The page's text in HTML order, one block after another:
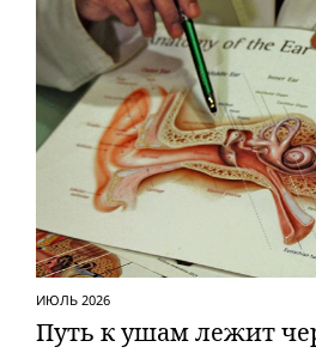
ИЮЛЬ 2026
Путь к ушам лежит